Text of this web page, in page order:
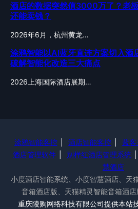
酒店的数据突然值3000万了？老
还能卖钱？
2026年6月，杭州黄龙…
涂鸦智能以AI蓝牙直连方案切入酒
破解智能化改造三大痛点
2026上海国际酒店展期…
涂鸦智能客控 酒店智能客控 蓝客
酒店管理软件
别样红酒店管理系统
慧酒店
小度酒店智能系统、小度智慧酒店、天
音箱酒店版、天猫精灵智能音箱酒
重庆陵购网络科技有限公司提供本站